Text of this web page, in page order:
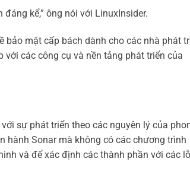
kể,” ông nói với LinuxInsider.
bảo mật cấp bách dành cho các nhà phát
các công cụ và nền tảng phát triển của
sự phát triển theo các nguyên lý của
hành Sonar mà không có các chương trình
và để xác định các thành phần với các lỗ